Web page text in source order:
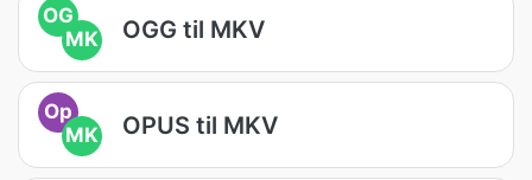
OG
MK
OGG til MKV
Op
MK
OPUS til MKV